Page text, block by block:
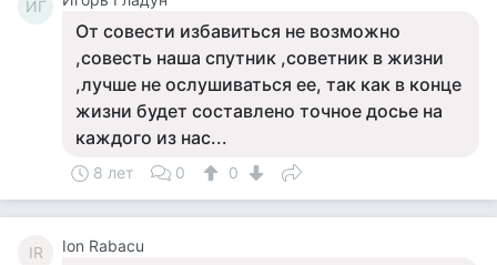
ИГ
От совести избавиться не возможно
,совесть наша спутник ,советник в жизни
,лучше не ослушиваться ее, так как в конце
жизни будет составлено точное досье на
каждого из нас...
8 лет 0 0
IR Ion Rabacu